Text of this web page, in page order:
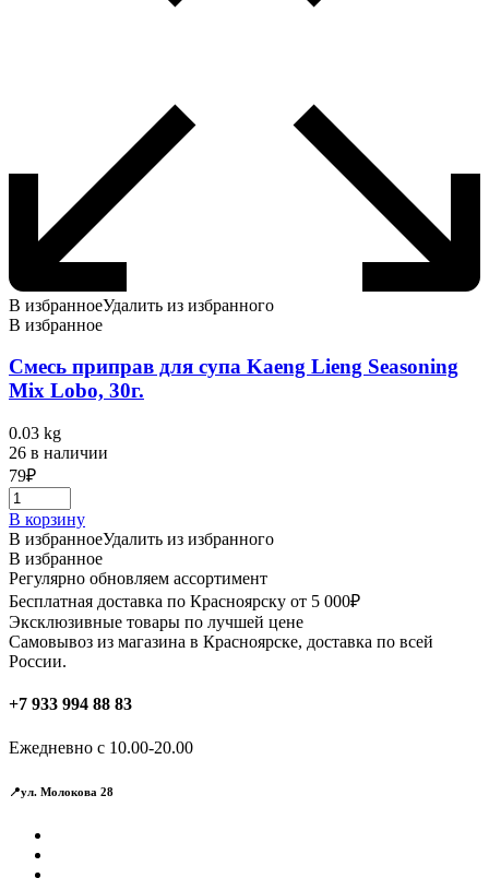
В избранноеУдалить из избранного
В избранное
Смесь приправ для супа Kaeng Lieng Seasoning
Mix Lobo, 30г.
0.03 kg
26 в наличии
79₽
В корзину
В избранноеУдалить из избранного
В избранное
Регулярно обновляем ассортимент
Бесплатная доставка по Красноярску от 5 000₽
Эксклюзивные товары по лучшей цене
Самовывоз из магазина в Красноярске, доставка по всей
России.
+7 933 994 88 83
Ежедневно с 10.00-20.00
📍ул. Молокова 28